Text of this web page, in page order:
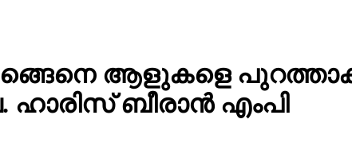
എങ്ങെനെ ആളുകളെ
ബീരാൻ എംപി